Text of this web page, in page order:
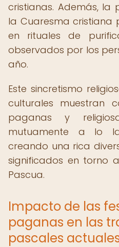
cristianas. Además,
la Cuaresma cristiana
en rituales de
observados por los
año.
Este sincretismo
culturales muestran
paganas y
mutuamente a lo
creando una rica
significados en torno
Pascua.
Impacto de las
paganas en las
pascales